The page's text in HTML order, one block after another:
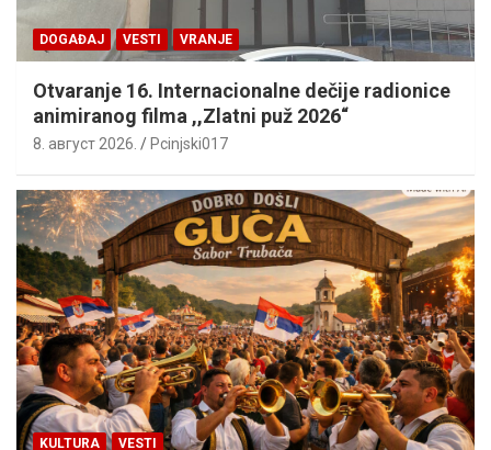
DOGAĐAJ VESTI VRANJE
Otvaranje 16. Internacionalne dečije radionice
animiranog filma ,,Zlatni puž 2026“
8. август 2026. Pcinjski017
KULTURA VESTI